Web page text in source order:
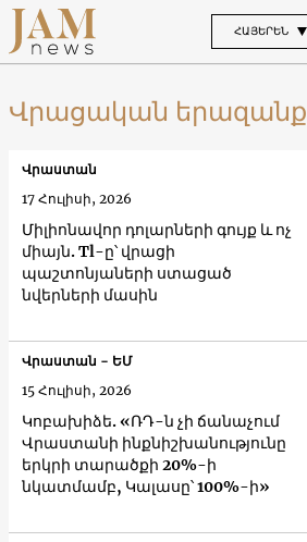
ՀԱՅԵՐԵՆ
Վրացական երազանք
Միլիոնավոր դոլարների գույք և ոչ
միայն. Tl-ը՝ վրացի
պաշտոնյաների ստացած
նվերների մասին
Վրաստան
17 Հուլիսի, 2026
Կոբախիձե. «ՌԴ-ն չի ճանաչում
Վրաստանի ինքնիշխանությունը
երկրի տարածքի 20%-ի
նկատմամբ, Կալասը՝ 100%-ի»
Վրաստան - ԵՄ
15 Հուլիսի, 2026